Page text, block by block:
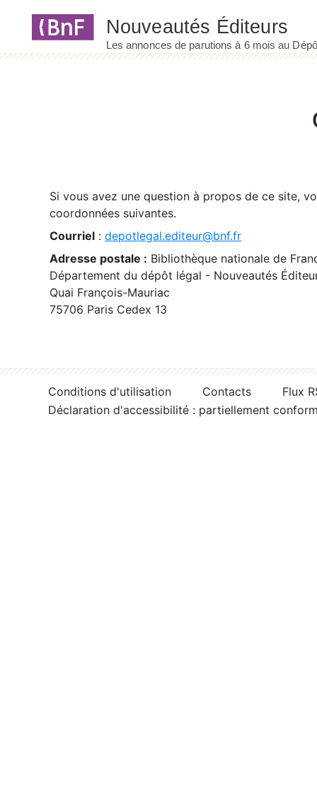
Si vous avez une question à propos de ce site,
coordonnées suivantes.
Courriel : depotlegal.editeur@bnf.fr
Adresse postale : Bibliothèque nationale de
Département du dépôt légal - Nouveautés
Quai François-Mauriac
75706 Paris Cedex 13
Conditions d'utilisation Contacts
Flux
Déclaration d'accessibilité : partiellement